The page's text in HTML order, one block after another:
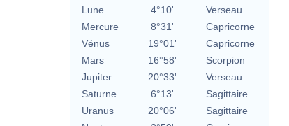
Lune
4°10'
Verseau
Mercure
8°31'
Capricorne
Vénus
19°01'
Capricorne
Mars
16°58'
Scorpion
Jupiter
20°33'
Verseau
Saturne
6°13'
Sagittaire
Uranus
20°06'
Sagittaire